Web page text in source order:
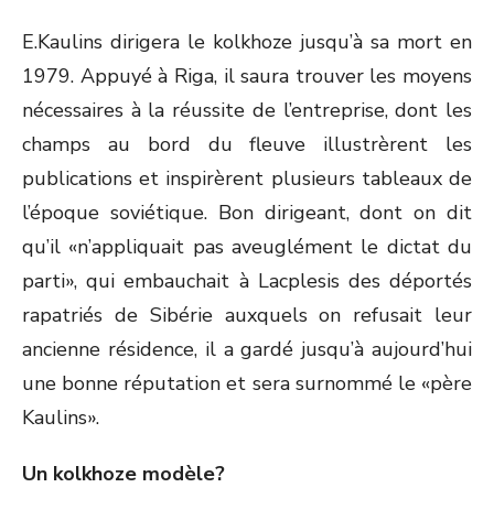
E.Kaulins dirigera le kolkhoze jusqu’à sa mort en
1979. Appuyé à Riga, il saura trouver les moyens
nécessaires à la réussite de l’entreprise, dont les
champs au bord du fleuve illustrèrent les
publications et inspirèrent plusieurs tableaux de
l’époque soviétique. Bon dirigeant, dont on dit
qu’il «n’appliquait pas aveuglément le dictat du
parti», qui embauchait à Lacplesis des déportés
rapatriés de Sibérie auxquels on refusait leur
ancienne résidence, il a gardé jusqu’à aujourd’hui
une bonne réputation et sera surnommé le «père
Kaulins».
Un kolkhoze modèle?